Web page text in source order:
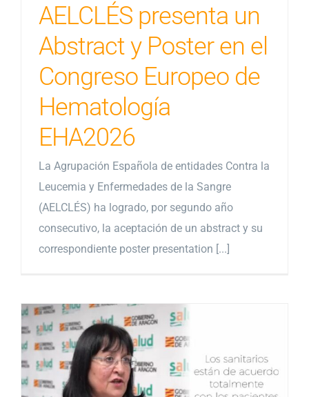
AELCLÉS presenta un
Abstract y Poster en el
Congreso Europeo de
Hematología
EHA2026
La Agrupación Española de entidades Contra la
Leucemia y Enfermedades de la Sangre
(AELCLÉS) ha logrado, por segundo año
consecutivo, la aceptación de un abstract y su
correspondiente poster presentation [...]